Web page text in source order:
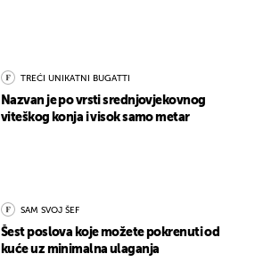
TREĆI UNIKATNI BUGATTI
Nazvan je po vrsti srednjovjekovnog
viteškog konja i visok samo metar
SAM SVOJ ŠEF
Šest poslova koje možete pokrenuti od
kuće uz minimalna ulaganja